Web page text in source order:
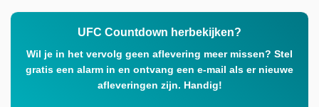
UFC Countdown herbekijken?
Wil je in het vervolg geen aflevering meer missen? Stel
gratis een alarm in en ontvang een e-mail als er nieuwe
afleveringen zijn. Handig!